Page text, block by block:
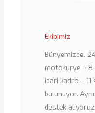
Ekibimiz
Bünyemizde,
motokurye – 8
idari kadro –
bulunuyor.
destek